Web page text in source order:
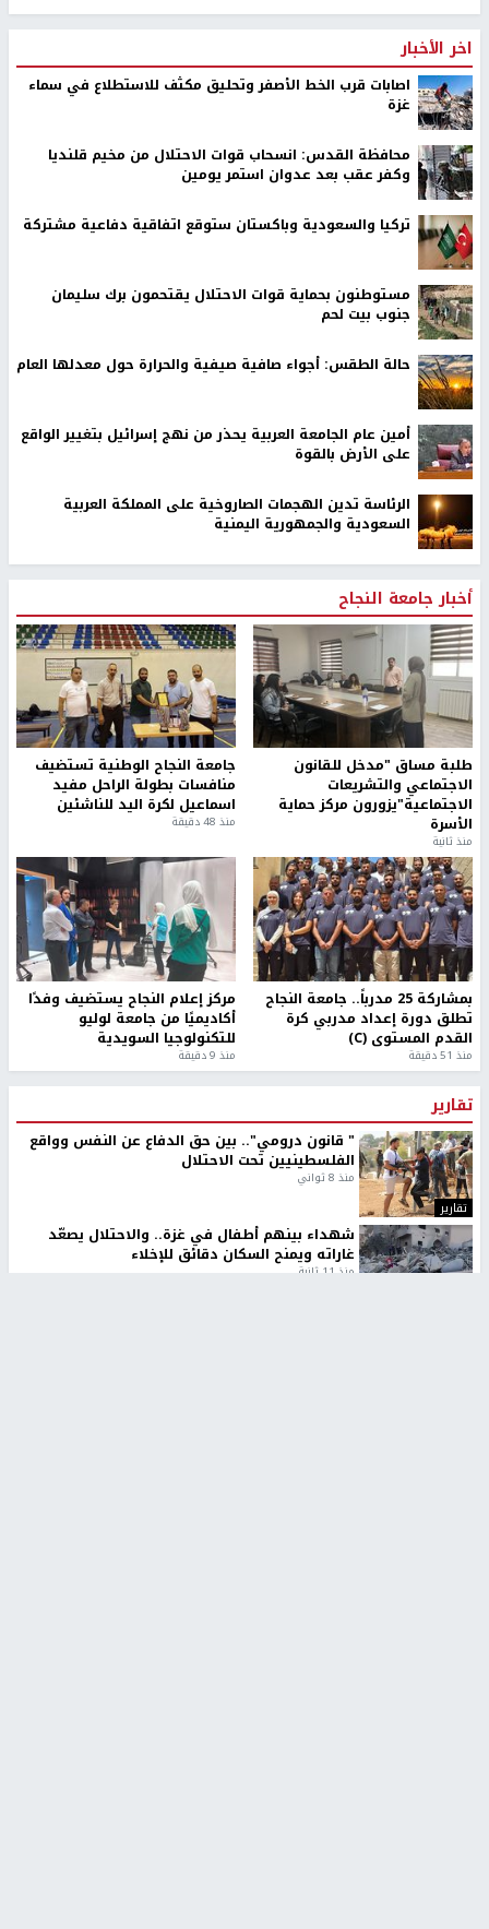
اخر الأخبار
اصابات قرب الخط الأصفر وتحليق مكثف للاستطلاع في سماء
غزة
محافظة القدس: انسحاب قوات الاحتلال من مخيم قلنديا
وكفر عقب بعد عدوان استمر يومين
تركيا والسعودية وباكستان ستوقع اتفاقية دفاعية مشتركة
مستوطنون بحماية قوات الاحتلال يقتحمون برك سليمان
جنوب بيت لحم
حالة الطقس: أجواء صافية صيفية والحرارة حول معدلها العام
أمين عام الجامعة العربية يحذر من نهج إسرائيل بتغيير الواقع
على الأرض بالقوة
الرئاسة تدين الهجمات الصاروخية على المملكة العربية
السعودية والجمهورية اليمنية
أخبار جامعة النجاح
طلبة مساق "مدخل للقانون
الاجتماعي والتشريعات
الاجتماعية"يزورون مركز حماية
الأسرة
منذ ثانية
جامعة النجاح الوطنية تستضيف
منافسات بطولة الراحل مفيد
اسماعيل لكرة اليد للناشئين
منذ 48 دقيقة
بمشاركة 25 مدرباً.. جامعة النجاح
تطلق دورة إعداد مدربي كرة
القدم المستوى (C)
منذ 51 دقيقة
مركز إعلام النجاح يستضيف وفدًا
أكاديميًا من جامعة لوليو
للتكنولوجيا السويدية
منذ 9 دقيقة
تقارير
تقارير
" قانون درومي".. بين حق الدفاع عن النفس وواقع
الفلسطينيين تحت الاحتلال
منذ 8 ثواني
شهداء بينهم أطفال في غزة.. والاحتلال يصعّد
غاراته ويمنح السكان دقائق للإخلاء
منذ 11 ثانية